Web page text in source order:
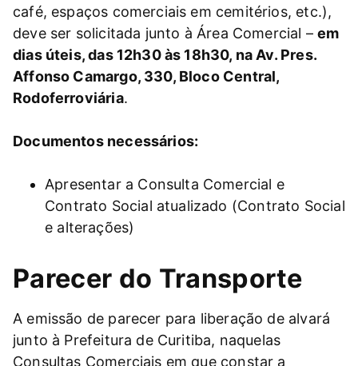
café, espaços comerciais em cemitérios, etc.),
deve ser solicitada junto à Área Comercial –em
dias úteis, das 12h30 às 18h30, na Av. Pres.
Affonso Camargo, 330, Bloco Central,
Rodoferroviária.
Documentos necessários:
Apresentar a Consulta Comercial e
Contrato Social atualizado (Contrato Social
e alterações)
Parecer do Transporte
A emissão de parecer para liberação de alvará
junto à Prefeitura de Curitiba, naquelas
Consultas Comerciais em que constar a